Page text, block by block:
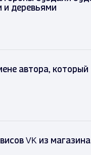
и деревьями
автора, который
VK из магазина